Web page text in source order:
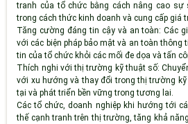
tranh của tổ chức bằng cách nâng cao
trong cách thức kinh doanh và cung cấp giá
Tăng cường đáng tin cậy và an toàn: Các
với các biện pháp bảo mật và an toàn thông
tin của tổ chức khỏi các mối đe dọa và tấn
Thích nghi với thị trường kỹ thuật số:
với xu hướng và thay đổi trong thị trường
tại và phát triển bền vững trong tương lai.
Các tổ chức, doanh nghiệp khi hướng tới
thế cạnh tranh trên thị trường, tăng khả